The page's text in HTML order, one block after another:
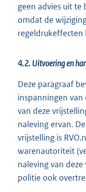
geen advies uit te
omdat de
regeldrukeffecten
4.2. Uitvoering en
Deze paragraaf
inspanningen
van deze
naleving ervan.
vrijstelling is
warenautoriteit
naleving van
politie ook